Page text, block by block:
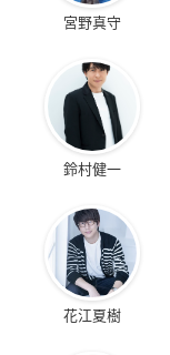
宮野真守
鈴村健一
花江夏樹